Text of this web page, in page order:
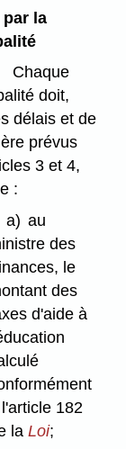
par la
Chaque
doit,
délais et de
prévus
3 et 4,
:
a) au
des
le
des
d'aide à
182
laLoi;